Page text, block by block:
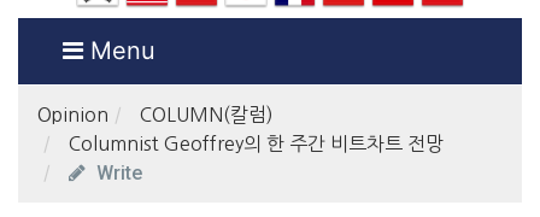
Menu
Opinion
COLUMN(칼럼)
Columnist Geoffrey의 한 주간 비트차트 전망
Write